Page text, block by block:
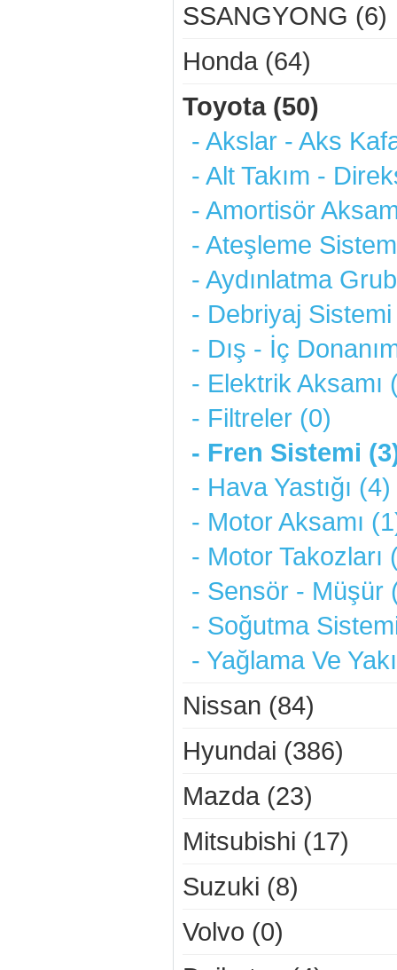
SSANGYONG (6)
Honda (64)
Toyota (50)
- Akslar - Aks
- Alt Takım -
- Amortisör
- Ateşleme
- Aydınlatma
- Debriyaj
- Dış - İç
- Elektrik Aksamı
- Filtreler (0)
- Fren Sistemi
- Hava Yastığı (4)
- Motor Aksamı
- Motor Takozları
- Sensör - Müşür
- Soğutma
- Yağlama Ve
Nissan (84)
Hyundai (386)
Mazda (23)
Mitsubishi (17)
Suzuki (8)
Volvo (0)